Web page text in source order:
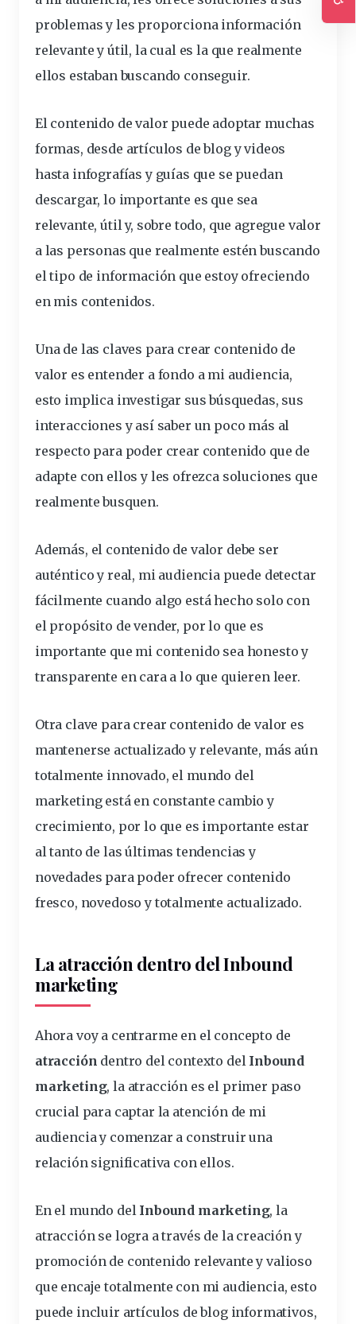
problemas y les proporciona información
relevante y útil, la cual es la que realmente
ellos estaban buscando conseguir.
El contenido de valor puede adoptar muchas
formas, desde artículos de blog y videos
hasta infografías y guías que se puedan
descargar, lo importante es que sea
relevante, útil y, sobre todo, que agregue valor
a las personas que realmente estén buscando
el tipo de información que estoy ofreciendo
en mis contenidos.
Una de las claves para crear contenido de
valor es entender a fondo a mi audiencia,
esto implica investigar sus búsquedas, sus
interacciones y así saber un poco más al
respecto para poder crear contenido que de
adapte con ellos y les ofrezca soluciones que
realmente busquen.
Además, el contenido de valor debe ser
auténtico y real, mi audiencia puede detectar
fácilmente cuando algo está hecho solo con
el propósito de vender, por lo que es
importante que mi contenido sea honesto y
transparente en cara a lo que quieren leer.
Otra clave para crear contenido de valor es
mantenerse actualizado y relevante, más aún
totalmente innovado, el mundo del
marketing está en constante cambio y
crecimiento, por lo que es importante estar
al tanto de las últimas tendencias y
novedades para poder ofrecer contenido
fresco, novedoso y totalmente actualizado.
La atracción dentro del Inbound
marketing
Ahora voy a centrarme en el concepto de
atracción dentro del contexto del Inbound
marketing, la atracción es el primer paso
crucial para captar la atención de mi
audiencia y comenzar a construir una
relación significativa con ellos.
En el mundo del Inbound marketing, la
atracción se logra a través de la creación y
promoción de contenido relevante y valioso
que encaje totalmente con mi audiencia, esto
puede incluir artículos de blog informativos,